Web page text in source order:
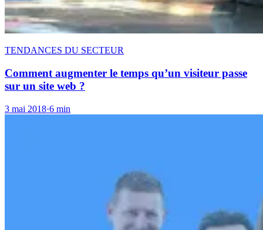
TENDANCES DU SECTEUR
Comment augmenter le temps qu’un visiteur passe
sur un site web ?
3 mai 2018·6 min